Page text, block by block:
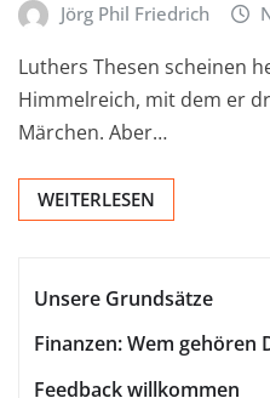
Jörg Phil Friedrich
Luthers Thesen scheinen
Himmelreich, mit dem er
Märchen. Aber…
WEITERLESEN
Unsere Grundsätze
Finanzen: Wem gehören
Feedback willkommen